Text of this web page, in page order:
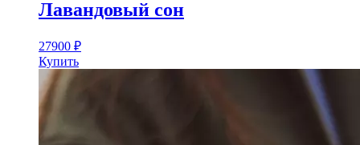
Лавандовый сон
27900 ₽
Купить